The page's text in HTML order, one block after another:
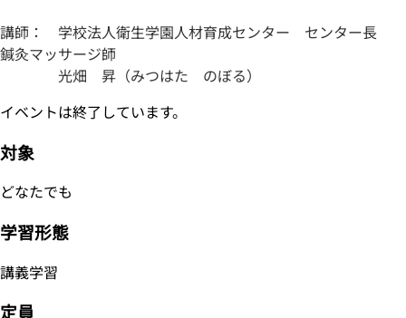
講師： 学校法人衛生学園人材育成センター センター長
鍼灸マッサージ師
光畑 昇（みつはた のぼる）
イベントは終了しています。
対象
どなたでも
学習形態
講義学習
定員